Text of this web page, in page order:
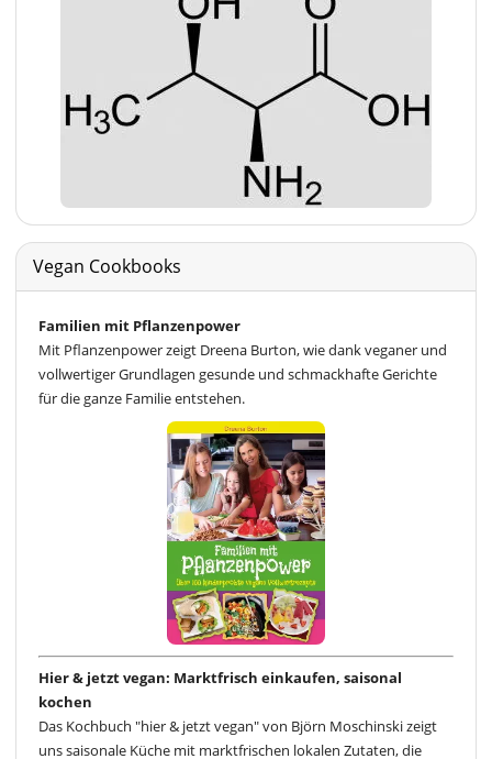
Vegan Cookbooks
Familien mit Pflanzenpower
Mit Pflanzenpower zeigt Dreena Burton, wie dank veganer und
vollwertiger Grundlagen gesunde und schmackhafte Gerichte
für die ganze Familie entstehen.
Hier & jetzt vegan: Marktfrisch einkaufen, saisonal
kochen
Das Kochbuch "hier & jetzt vegan" von Björn Moschinski zeigt
uns saisonale Küche mit marktfrischen lokalen Zutaten, die